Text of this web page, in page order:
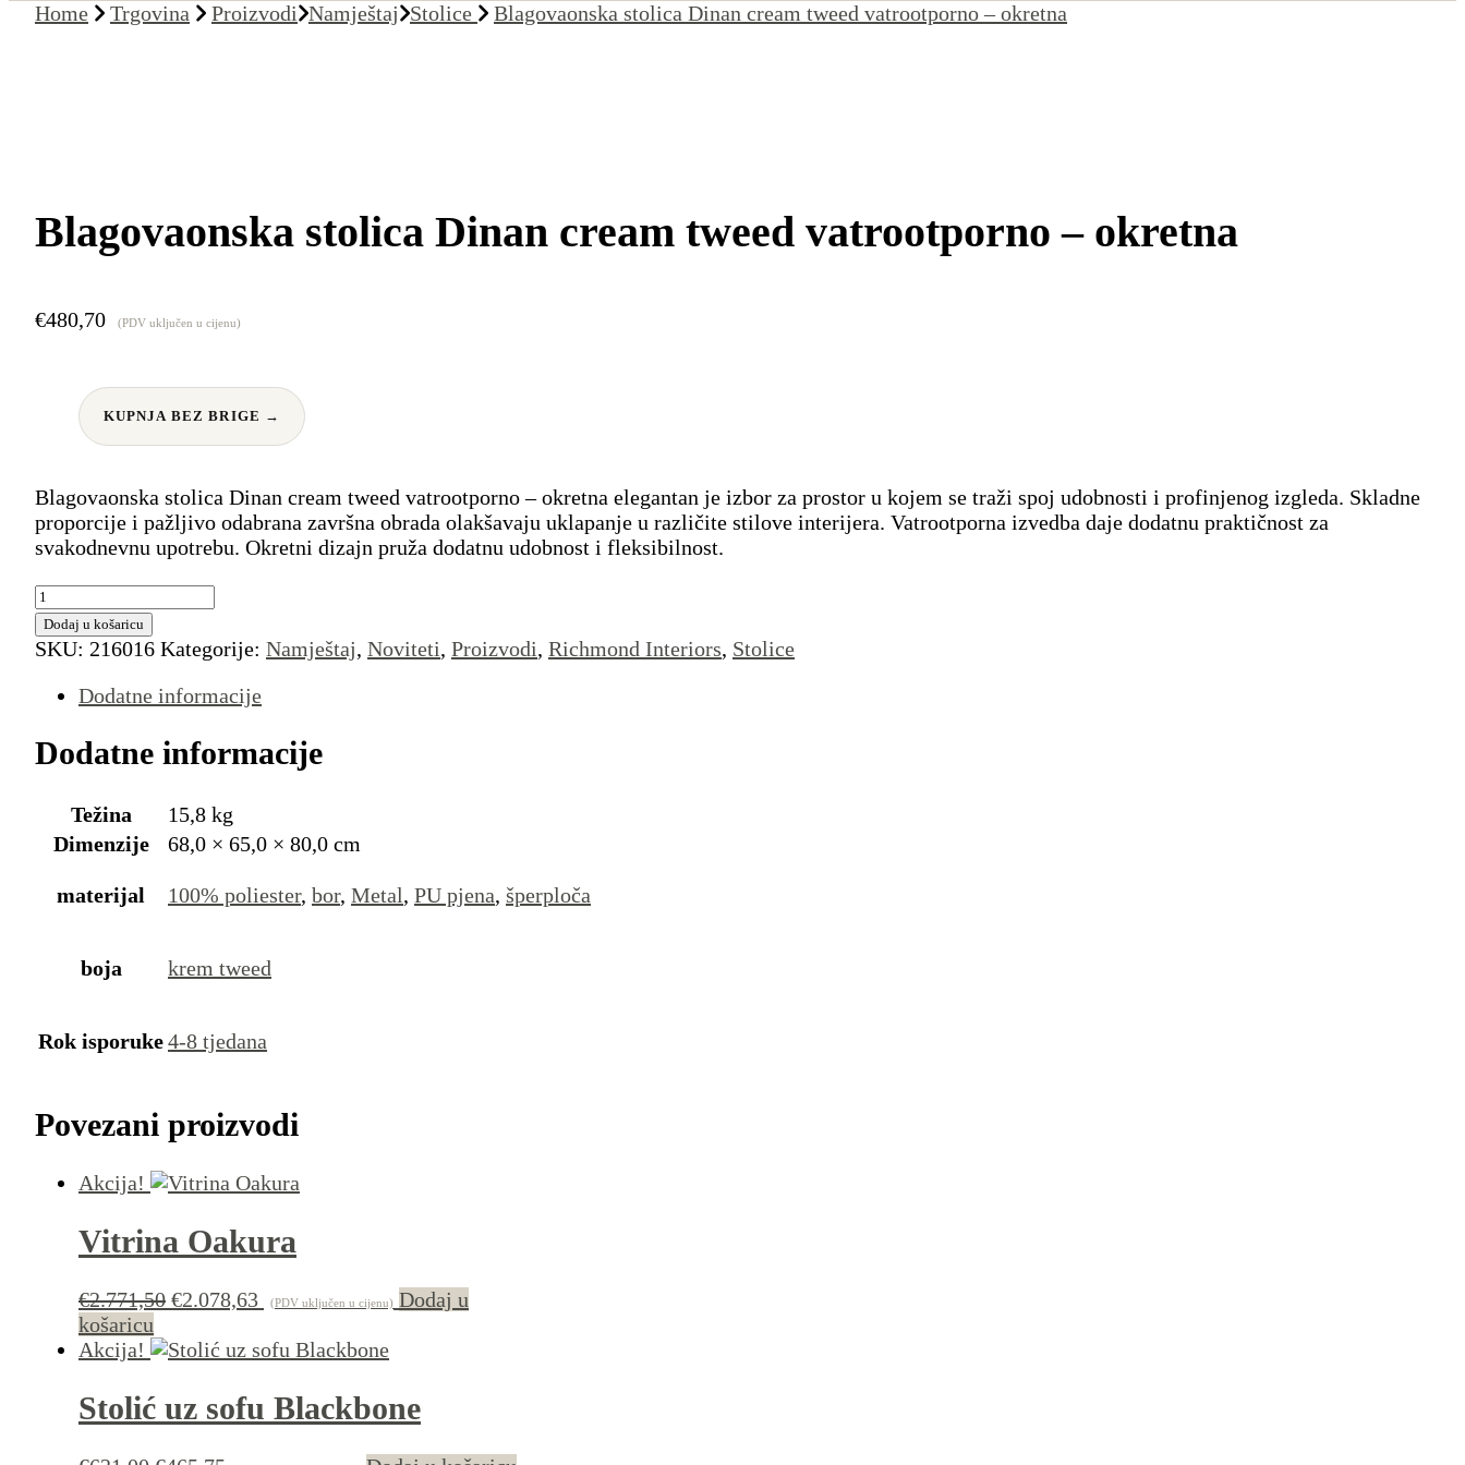
Home
Trgovina Proizvodi Namještaj Stolice Blagovaonska stolica Dinan cream tweed vatrootporno – okretna
Blagovaonska stolica Dinan cream tweed vatrootporno – okretna
€480,70 (PDV uključen u cijenu)
KUPNJA BEZ BRIGE →
Blagovaonska stolica Dinan cream tweed vatrootporno – okretna elegantan je izbor za prostor u kojem se traži spoj udobnosti i profinjenog izgleda. Skladne
proporcije i pažljivo odabrana završna obrada olakšavaju uklapanje u različite stilove interijera. Vatrootporna izvedba daje dodatnu praktičnost za
svakodnevnu upotrebu. Okretni dizajn pruža dodatnu udobnost i fleksibilnost.
Blagovaonska
stolica
Dinan
tweed
-
okretna
Dodaj u košaricu
SKU: 216016 Kategorije: Namještaj, Noviteti, Proizvodi, Richmond Interiors, Stolice
Dodatne informacije
Dodatne informacije
Težina
15,8 kg
Dimenzije
68,0 × 65,0 × 80,0 cm
materijal 100% poliester, bor, Metal, PU pjena, šperploča
boja krem tweed
Rok isporuke4-8 tjedana
Povezani proizvodi
Akcija!
Vitrina Oakura
€2.771,50 Izvorna
bila
€2.771,50.
€2.078,63Trenutna
je:
(PDV uključen u cijenu) Dodaj u
košaricu
Akcija!
Stolić uz sofu Blackbone